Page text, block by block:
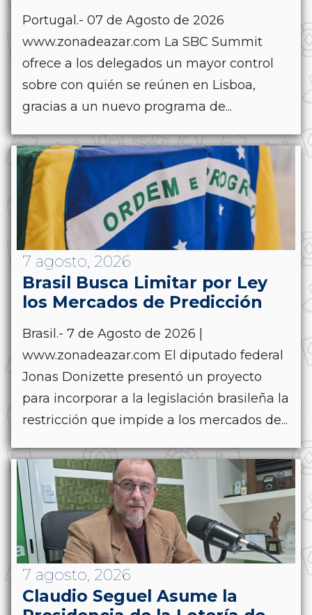
Portugal.- 07 de Agosto de 2026
www.zonadeazar.com La SBC Summit
ofrece a los delegados un mayor control
sobre con quién se reúnen en Lisboa,
gracias a un nuevo programa de...
7 agosto, 2026
Brasil Busca Limitar por Ley
los Mercados de Predicción
Brasil.- 7 de Agosto de 2026 |
www.zonadeazar.com El diputado federal
Jonas Donizette presentó un proyecto
para incorporar a la legislación brasileña la
restricción que impide a los mercados de...
7 agosto, 2026
Claudio Seguel Asume la